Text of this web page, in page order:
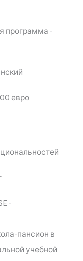
программа -
евро
-
пансион в
учебной